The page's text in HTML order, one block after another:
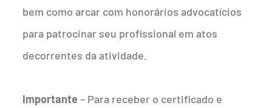
bem como arcar com honorários advocatícios
para patrocinar seu profissional em atos
decorrentes da atividade.
Importante – Para receber o certificado e